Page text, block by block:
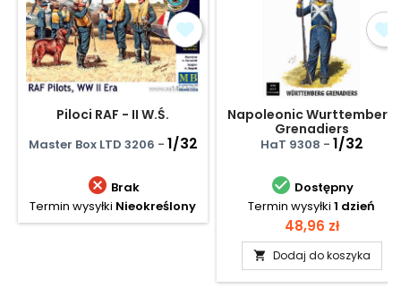
Piloci RAF - II W.Ś.
Master Box LTD 3206 - 1/32
 Brak
Termin wysyłki Nieokreślony
Napoleonic Wurttemberg
Grenadiers
HaT 9308 - 1/32
 Dostępny
Termin wysyłki 1 dzień
Cena
48,96 zł
 Dodaj do koszyka